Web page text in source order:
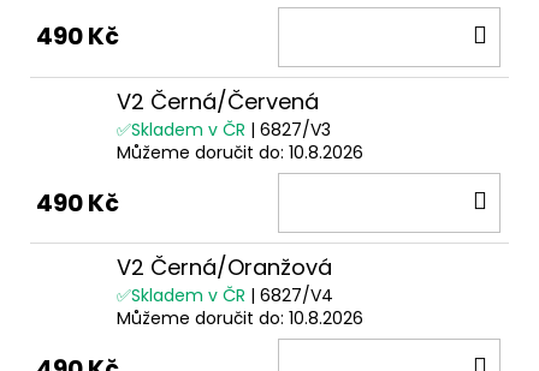
490 Kč
V2 Černá/Červená
✅Skladem v ČR | 6827/V3
Můžeme doručit do: 10.8.2026
490 Kč
V2 Černá/Oranžová
✅Skladem v ČR | 6827/V4
Můžeme doručit do: 10.8.2026